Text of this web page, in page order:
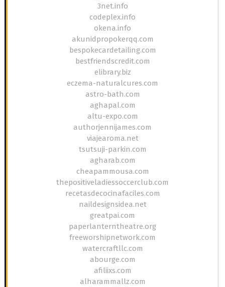
3net.info
codeplex.info
okena.info
akunidpropokerqq.com
bespokecardetailing.com
bestfriendscredit.com
elibrary.biz
eczema-naturalcures.com
astro-bath.com
aghapal.com
altu-expo.com
authorjennijames.com
viajearoma.net
tsutsuji-parkin.com
agharab.com
cheapammousa.com
thepositiveladiessoccerclub.com
recetasdecocinafaciles.com
naildesignsidea.net
greatpai.com
paperlanterntheatre.org
freeworshipnetwork.com
watercraftllc.com
abourge.com
afiliixs.com
alharammallz.com